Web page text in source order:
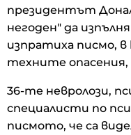
президентът
негоден" да
изпратиха писмо,
техните опасения,
36-те невролози,
специалисти по
писмото, че са